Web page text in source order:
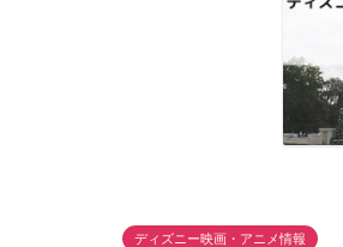
ディズニー映画・アニメ情報